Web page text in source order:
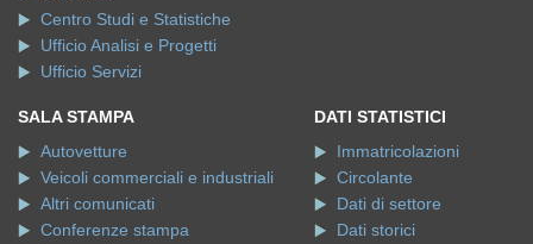
Centro Studi e Statistiche
Ufficio Analisi e Progetti
Ufficio Servizi
SALA STAMPA
Autovetture
Veicoli commerciali e industriali
Altri comunicati
Conferenze stampa
DATI STATISTICI
Immatricolazioni
Circolante
Dati di settore
Dati storici